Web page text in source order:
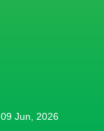
09 Jun, 2026